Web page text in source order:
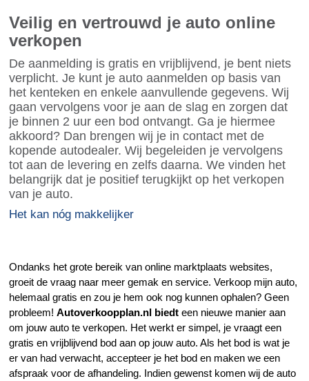
Veilig en vertrouwd je auto online
verkopen
De aanmelding is gratis en vrijblijvend, je bent niets
verplicht. Je kunt je auto aanmelden op basis van
het kenteken en enkele aanvullende gegevens. Wij
gaan vervolgens voor je aan de slag en zorgen dat
je binnen 2 uur een bod ontvangt. Ga je hiermee
akkoord? Dan brengen wij je in contact met de
kopende autodealer. Wij begeleiden je vervolgens
tot aan de levering en zelfs daarna. We vinden het
belangrijk dat je positief terugkijkt op het verkopen
van je auto.
Het kan nóg makkelijker
Ondanks het grote bereik van online marktplaats websites,
groeit de vraag naar meer gemak en service. Verkoop mijn auto,
helemaal gratis en zou je hem ook nog kunnen ophalen? Geen
probleem!Autoverkoopplan.nl biedt een nieuwe manier aan
om jouw auto te verkopen. Het werkt er simpel, je vraagt een
gratis en vrijblijvend bod aan op jouw auto. Als het bod is wat je
er van had verwacht, accepteer je het bod en maken we een
afspraak voor de afhandeling. Indien gewenst komen wij de auto